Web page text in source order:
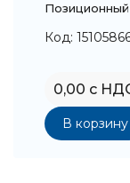
Код:
0,00 с
В корзину